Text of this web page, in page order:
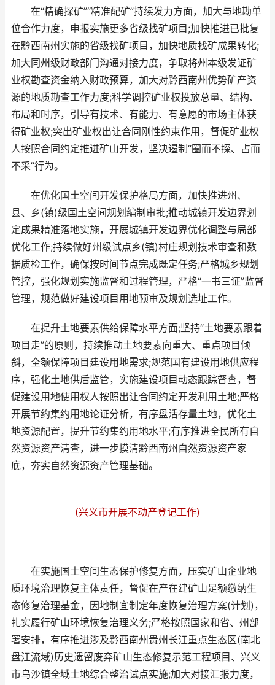
在“精确探矿”“精准配矿”持续发力方面，加大与地勘单
位合作力度，申报实施更多省级找矿项目;加快推进已批复
在黔西南州实施的省级找矿项目，加快地质找矿成果转化;
加大同州级财政部门沟通对接力度，争取将州本级发证矿
业权勘查资金纳入财政预算，加大对黔西南州优势矿产资
源的地质勘查工作力度;科学调控矿业权投放总量、结构、
布局和时序，引导有技术、有能力、有意愿的市场主体获
得矿业权;突出矿业权出让合同刚性约束作用，督促矿业权
人按照合同约定推进矿山开发，坚决遏制“圈而不探、占而
不采”行为。
在优化国土空间开发保护格局方面，加快推进州、
县、乡(镇)级国土空间规划编制审批;推动城镇开发边界划
定成果精准落地实施，开展城镇开发边界优化调整与局部
优化工作;持续做好州级试点乡(镇)村庄规划技术审查和数
据质检工作，确保按时间节点完成既定任务;严格城乡规划
管控，强化规划实施监督和过程管理，严格“一书三证”监督
管理，规范做好建设项目用地预审及规划选址工作。
在提升土地要素供给保障水平方面;坚持“土地要素跟着
项目走”的原则，持续推动土地要素向重大、重点项目倾
斜，全额保障项目建设用地需求;规范国有建设用地供应程
序，强化土地供后监管，实施建设项目动态跟踪督查，督
促建设用地使用权人按照出让合同约定开发利用土地;严格
开展节约集约用地论证分析，有序盘活存量土地，优化土
地资源配置，提升节约集约用地水平;有序推进全民所有自
然资源资产清查，进一步摸清黔西南州自然资源资产家
底，夯实自然资源资产管理基础。
(兴义市开展不动产登记工作)
在实施国土空间生态保护修复方面，压实矿山企业地
质环境治理恢复主体责任，督促在产在建矿山足额缴纳生
态修复治理基金，因地制宜制定年度恢复治理方案(计划)，
扎实履行矿山环境恢复治理义务;严格按照国家和省、州部
署安排，有序推进涉及黔西南州贵州长江重点生态区(南北
盘江流域)历史遗留废弃矿山生态修复示范工程项目、兴义
市乌沙镇全域土地综合整治试点实施;加大对接汇报力度，